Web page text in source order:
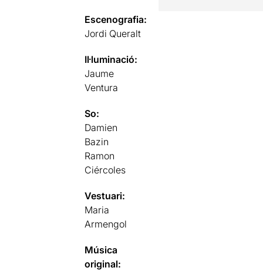
Escenografia:
Jordi Queralt
Il·luminació:
Jaume
Ventura
So:
Damien
Bazin
Ramon
Ciércoles
Vestuari:
Maria
Armengol
Música
original: